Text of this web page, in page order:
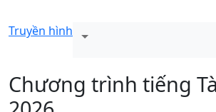
Truyền hình
Chương trình tiếng